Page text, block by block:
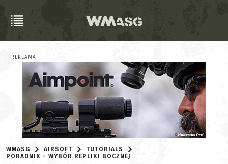
REKLAMA
WMASG AIRSOFT
TUTORIALS
PORADNIK - WYBÓR REPLIKI BOCZNEJ